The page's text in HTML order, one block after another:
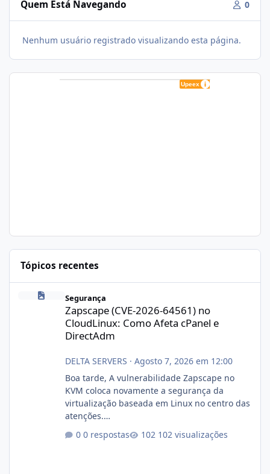
Quem Está Navegando 0
Nenhum usuário registrado visualizando esta página.
Tópicos recentes
Segurança
Zapscape (CVE-2026-64561) no
CloudLinux: Como Afeta cPanel e
DirectAdm
DELTA SERVERS · Agosto 7, 2026 em 12:00
Boa tarde, A vulnerabilidade Zapscape no
KVM coloca novamente a segurança da
virtualização baseada em Linux no centro das
atenções.
xjx23zz5f Criamos uma breve explicação:
0 respostas 102 visualizações